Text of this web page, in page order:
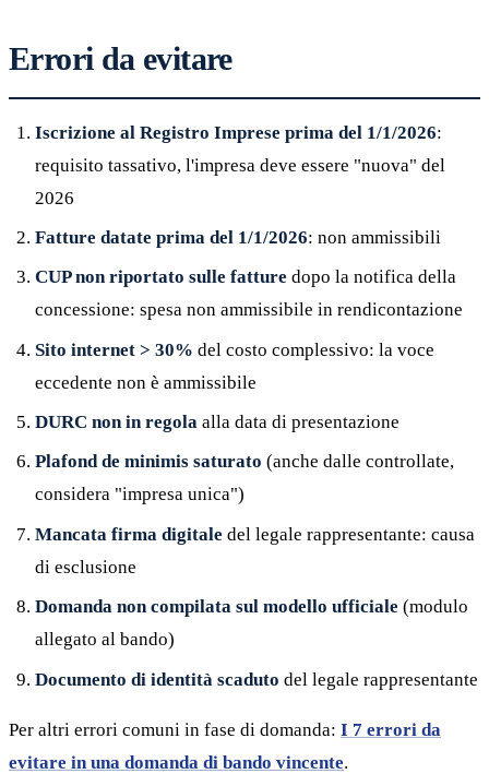
Errori da evitare
Iscrizione al Registro Imprese prima del 1/1/2026:
requisito tassativo, l'impresa deve essere "nuova" del
2026
Fatture datate prima del 1/1/2026: non ammissibili
CUP non riportato sulle fatture dopo la notifica della
concessione: spesa non ammissibile in rendicontazione
Sito internet > 30% del costo complessivo: la voce
eccedente non è ammissibile
DURC non in regola alla data di presentazione
Plafond de minimis saturato (anche dalle controllate,
considera "impresa unica")
Mancata firma digitale del legale rappresentante: causa
di esclusione
Domanda non compilata sul modello ufficiale (modulo
allegato al bando)
Documento di identità scaduto del legale rappresentante
Per altri errori comuni in fase di domanda: I 7 errori da
evitare in una domanda di bando vincente.